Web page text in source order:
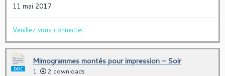
11 mai 2017
Veuillez vous connecter
Mimogrammes montés pour impression – Soir
1 2 downloads